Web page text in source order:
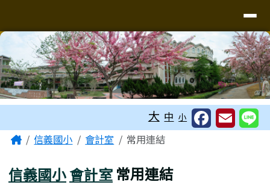
大 中 小
主內容區域
Home信義國小 會計室 常用連結
信義國小會計室 常用連結
頁尾區域